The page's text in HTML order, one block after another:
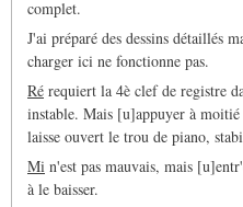
complet.
J'ai préparé des dessins détaillés
charger ici ne fonctionne pas.
Ré requiert la 4è clef de registre
instable. Mais [u]appuyer à
laisse ouvert le trou de piano,
Mi n'est pas mauvais, mais
à le baisser.